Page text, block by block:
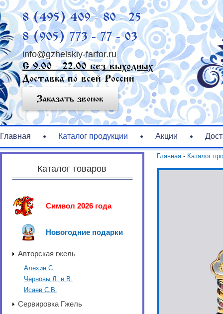
8 (495) 409 - 80 - 25
8 (905) 773 - 77 - 03
info@gzhelskiy-farfor.ru
С 9.00 - 22.00 без выходных
Доставка по всей России
Заказать звонок
Главная Каталог продукции Акции
Каталог товаров
Символ 2026 года
Новогодние подарки
Авторская гжель
Алехин С.
Черновы Л. и В.
Исаев С.В.
Сервировка Гжель
Главная - Каталог